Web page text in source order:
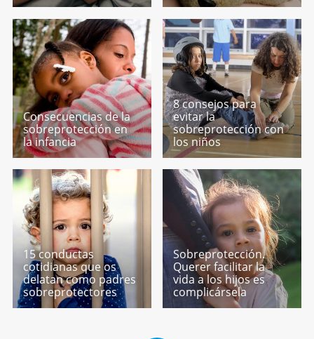
Consecuencias de la
sobreprotección en
la infancia
8 consejos para
evitar la
sobreprotección con
los niños
15 conductas
cotidianas que os
delatan como padres
sobreprotectores
Sobreprotección.
Querer facilitar la
vida a los hijos es
complicársela